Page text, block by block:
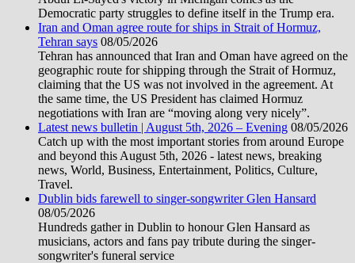
Democratic party struggles to define itself in the Trump era.
Iran and Oman agree route for ships in Strait of Hormuz,
Tehran says 08/05/2026
Tehran has announced that Iran and Oman have agreed on the
geographic route for shipping through the Strait of Hormuz,
claiming that the US was not involved in the agreement. At
the same time, the US President has claimed Hormuz
negotiations with Iran are “moving along very nicely”.
Latest news bulletin | August 5th, 2026 – Evening 08/05/2026
Catch up with the most important stories from around Europe
and beyond this August 5th, 2026 - latest news, breaking
news, World, Business, Entertainment, Politics, Culture,
Travel.
Dublin bids farewell to singer-songwriter Glen Hansard
08/05/2026
Hundreds gather in Dublin to honour Glen Hansard as
musicians, actors and fans pay tribute during the singer-
songwriter's funeral service